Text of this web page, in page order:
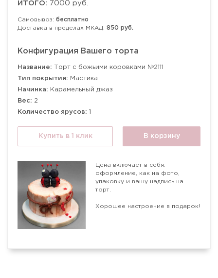
ИТОГО: 7000 руб.
Самовывоз: бесплатно
Доставка в пределах МКАД: 850 руб.
Конфигурация Вашего торта
Название: Торт с божьими коровками №2111
Тип покрытия: Мастика
Начинка: Карамельный джаз
Вес: 2
Количество ярусов: 1
Купить в 1 клик В корзину
Цена включает в себя:
оформление, как на фото,
упаковку и вашу надпись на
торт.
Хорошее настроение в подарок!